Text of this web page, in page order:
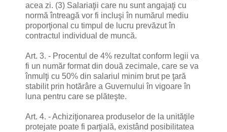
acea zi. (3) Salariaţii care nu sunt angajaţi cu
normă întreagă vor fi incluşi în numărul mediu
proporţional cu timpul de lucru prevăzut în
contractul individual de muncă.
Art. 3. - Procentul de 4% rezultat conform legii va
fi un număr format din două zecimale, care se va
înmulţi cu 50% din salariul minim brut pe ţară
stabilit prin hotărâre a Guvernului în vigoare în
luna pentru care se plăteşte.
Art. 4. - Achiziţionarea produselor de la unităţile
protejate poate fi parţială, existând posibilitatea